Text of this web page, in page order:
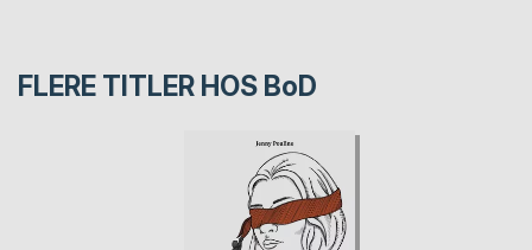
FLERE TITLER HOS BoD